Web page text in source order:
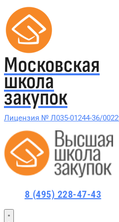
Московская
школа
закупок
Лицензия № Л035-01244-36/
Проверить в реестре
Курсы по 44-ФЗ
8 (495) 228-47-43